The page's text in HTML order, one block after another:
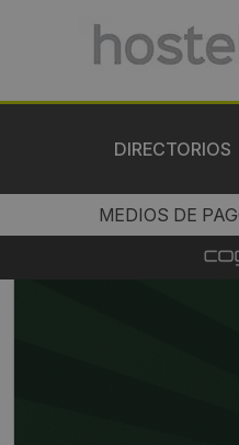
DIRECTORIOS
MEDIOS DE